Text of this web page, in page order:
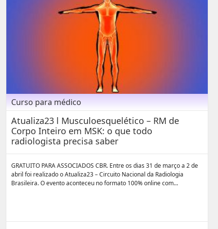
Curso para médico
Atualiza23 l Musculoesquelético – RM de
Corpo Inteiro em MSK: o que todo
radiologista precisa saber
GRATUITO PARA ASSOCIADOS CBR. Entre os dias 31 de março a 2 de
abril foi realizado o Atualiza23 – Circuito Nacional da Radiologia
Brasileira. O evento aconteceu no formato 100% online com...